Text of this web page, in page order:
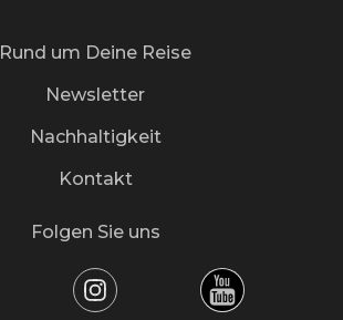
Rund um Deine Reise
Newsletter
Nachhaltigkeit
Kontakt
Folgen Sie uns